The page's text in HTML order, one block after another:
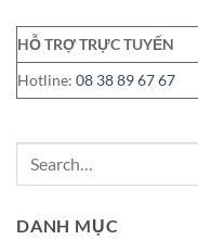
HỖ TRỢ TRỰC TUYẾN
Hotline: 08 38 89 67 67
DANH MỤC